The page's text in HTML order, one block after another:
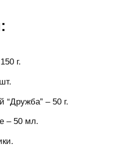
150 г.
“Дружба” – 50 г.
– 50 мл.